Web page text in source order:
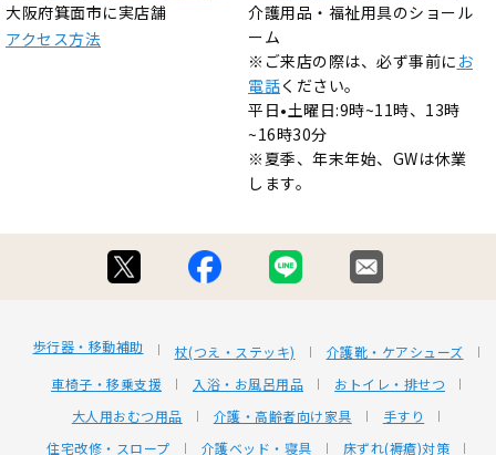
大阪府箕面市に実店舗
アクセス方法
介護用品・福祉用具のショール
ーム
※ご来店の際は、必ず事前に お
電話ください。
平日•土曜日:9時~11時、13時
~16時30分
※夏季、年末年始、GWは休業
します。
歩行器・移動補助 杖(つえ・ステッキ)
介護靴・ケアシューズ
車椅子・移乗支援
入浴・お風呂用品
おトイレ・排せつ
大人用おむつ用品
介護・高齢者向け家具
手すり
住宅改修・スロープ
介護ベッド・寝具 床ずれ(褥瘡)対策